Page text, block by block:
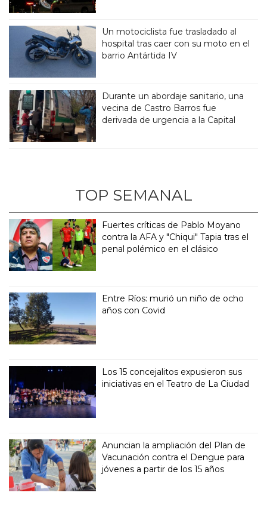
Un motociclista fue trasladado al
hospital tras caer con su moto en el
barrio Antártida IV
Durante un abordaje sanitario, una
vecina de Castro Barros fue
derivada de urgencia a la Capital
TOP SEMANAL
Fuertes críticas de Pablo Moyano
contra la AFA y "Chiqui" Tapia tras el
penal polémico en el clásico
Entre Ríos: murió un niño de ocho
años con Covid
Los 15 concejalitos expusieron sus
iniciativas en el Teatro de La Ciudad
Anuncian la ampliación del Plan de
Vacunación contra el Dengue para
jóvenes a partir de los 15 años